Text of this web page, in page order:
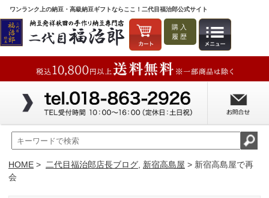
ワンランク上の納豆・高級納豆ギフトならここ！二代目福治郎公式サイト
購入
履歴
HOME > 二代目福治郎店長ブログ 新宿高島屋 > 新宿高島屋で再
会